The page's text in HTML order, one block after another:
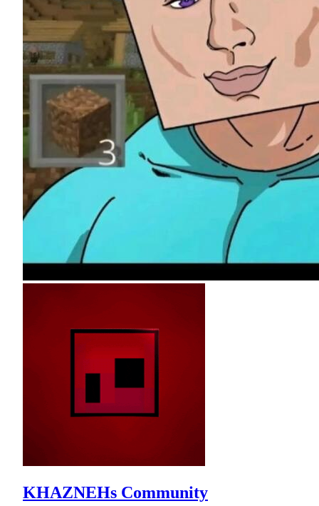
KHAZNEHs Community